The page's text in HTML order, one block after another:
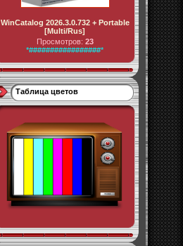
WinCatalog 2026.3.0.732 + Portable
[Multi/Rus]
Просмотров: 23
*#################*
Таблица цветов